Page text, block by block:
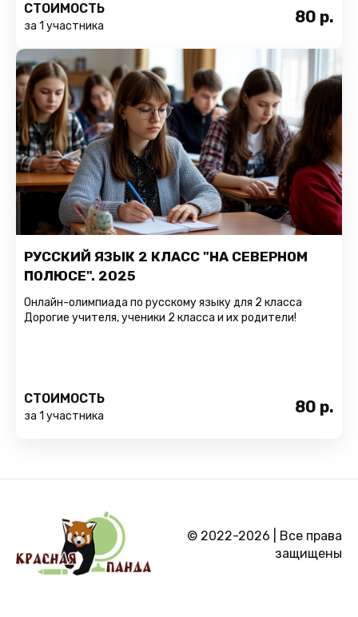
СТОИМОСТЬ
за 1 участника 80 р.
РУССКИЙ ЯЗЫК 2 КЛАСС "НА СЕВЕРНОМ
ПОЛЮСЕ". 2025
Онлайн-олимпиада по русскому языку для 2 класса
Дорогие учителя, ученики 2 класса и их родители!
СТОИМОСТЬ
за 1 участника 80 р.
© 2022-2026 | Все права
защищены